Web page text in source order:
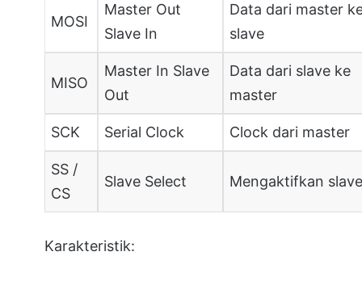
MOSI
Master Out
Slave In
Data dari master
slave
MISO
Master In Slave
Out
Data dari slave ke
master
SCK Serial Clock Clock dari master
SS /
CS
Slave Select Mengaktifkan
Karakteristik: